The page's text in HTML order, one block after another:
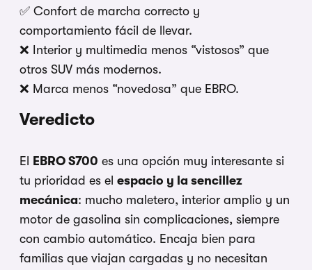
✅ Confort de marcha correcto y
comportamiento fácil de llevar.
❌ Interior y multimedia menos “vistosos” que
otros SUV más modernos.
❌ Marca menos “novedosa” que EBRO.
Veredicto
El EBRO S700 es una opción muy interesante si
tu prioridad es el espacio y la sencillez
mecánica: mucho maletero, interior amplio y un
motor de gasolina sin complicaciones, siempre
con cambio automático. Encaja bien para
familias que viajan cargadas y no necesitan